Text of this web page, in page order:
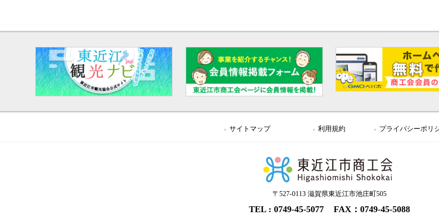
サイトマップ 利用規約 プライバシーポリ
〒527-0113 滋賀県東近江市池庄町505
0749-45-5077 FAX：0749-45-5088